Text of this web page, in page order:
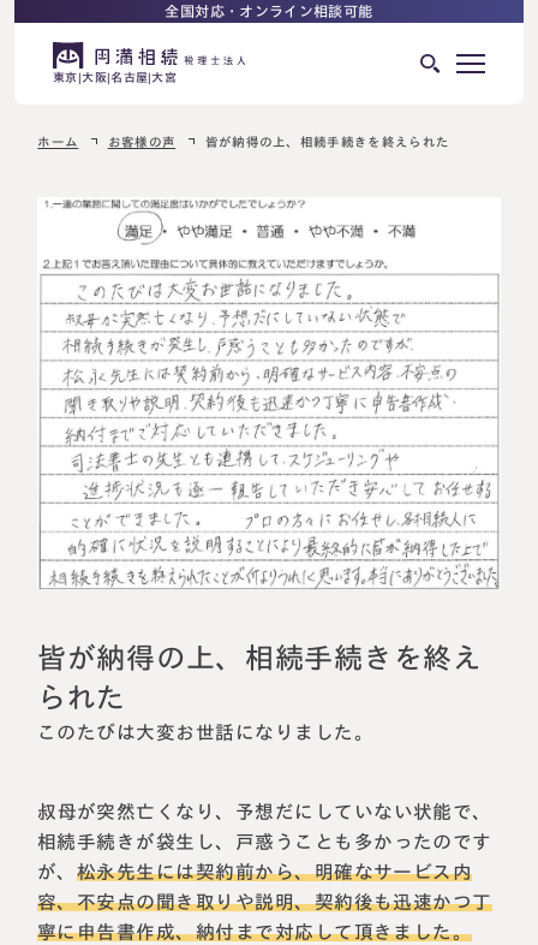
全国対応・オンライン相談可能
東京 大阪 名古屋 大宮
相続ロードマップ
はじめての方へ
ご相談の流れ
選ばれる理由
よくある質問
相続を学ぶ
サービス紹介
相続が発生した方へ
相続税申告について
ご相談の流れ
料金表
相続に備えたい方へ
生前対策相談について
相続税試算について
料金表
よくある質問
お客様の声
ホーム お客様の声 皆が納得の上、相続手続きを終えられた
皆が納得の上、相続手続きを終え
られた
このたびは大変お世話になりました。
叔母が突然亡くなり、予想だにしていない状能で、
相続手続きが袋生し、戸惑うことも多かったのです
が、松永先生には契約前から、明確なサービス内
容、不安点の聞き取りや説明、契約後も迅速かつ丁
寧に申告書作成、納付まで対応して頂きました。